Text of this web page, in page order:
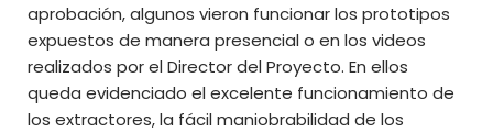
aprobación, algunos vieron funcionar los prototipos
expuestos de manera presencial o en los videos
realizados por el Director del Proyecto. En ellos
queda evidenciado el excelente funcionamiento de
los extractores, la fácil maniobrabilidad de los